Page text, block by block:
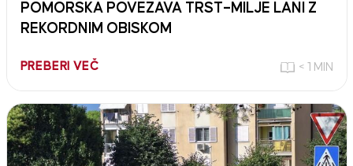
POMORSKA POVEZAVA TRST–MILJE LANI Z
REKORDNIM OBISKOM
PREBERI VEČ < 1 MIN